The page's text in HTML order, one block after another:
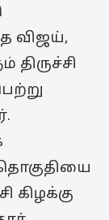
விஜய்,
திருச்சி
கிழக்கு